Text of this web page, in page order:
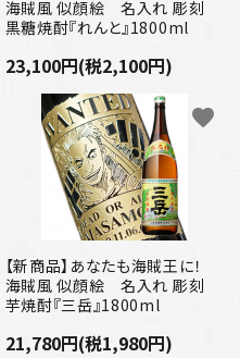
海賊風 似顔絵 名入れ 彫刻
黒糖焼酎『れんと』1800ml
23,100円(税2,100円)
【新商品】あなたも海賊王に！
海賊風 似顔絵 名入れ 彫刻
芋焼酎『三岳』1800ml
21,780円(税1,980円)
favorite